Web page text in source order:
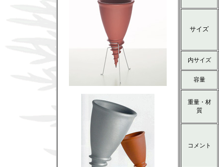
サイズ
内サイズ
容量
重量・材
質
コメント